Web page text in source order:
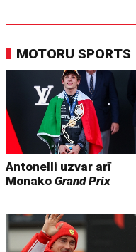
MOTORU SPORTS
Antonelli uzvar arī
MonakoGrand Prix